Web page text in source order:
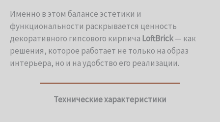
Именно в этом балансе эстетики и
функциональности раскрывается ценность
декоративного гипсового кирпича LoftBrick— как
решения, которое работает не только на образ
интерьера, но и на удобство его реализации.
Технические характеристики